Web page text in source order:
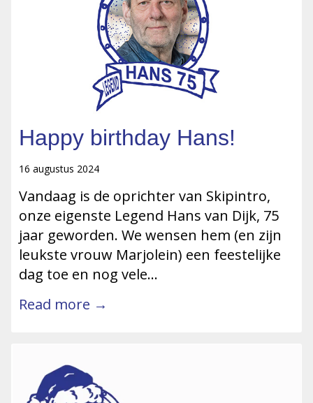
Happy birthday Hans!
16 augustus 2024
Vandaag is de oprichter van Skipintro,
onze eigenste Legend Hans van Dijk, 75
jaar geworden. We wensen hem (en zijn
leukste vrouw Marjolein) een feestelijke
dag toe en nog vele…
Read more →